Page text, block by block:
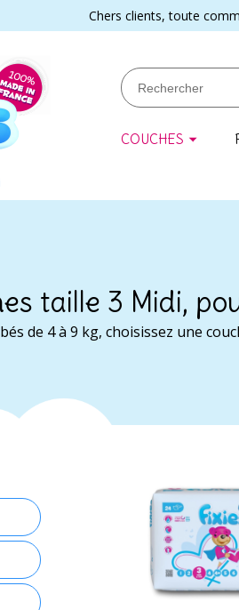
Chers clients, toute
COUCHES
taille 3 Midi,
de 4 à 9 kg, choisissez une